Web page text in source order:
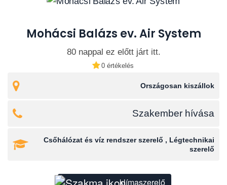
Mohácsi Balázs ev. Air System
80 nappal ez előtt járt itt.
0 értékelés
Országosan kiszállok
Szakember hívása
Csőhálózat és víz rendszer szerelő , Légtechnikai
szerelő
klímaszerelő